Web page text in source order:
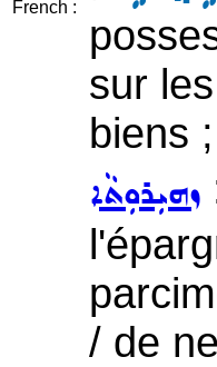
French :
sur
biens
ܙܗܝܼܪܘܼܬܵܐ
/ de